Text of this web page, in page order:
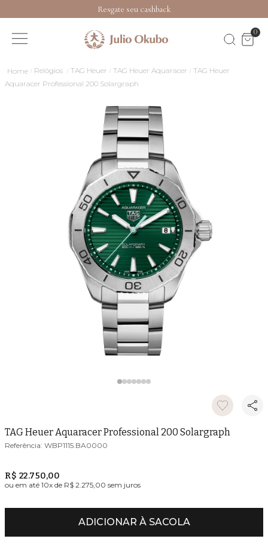
Resgate seu cashback
0
Relógios TAG Heuer TAG Heuer Aquaracer
TAG Heuer
Aquaracer Professional 200 Solargraph
TAG Heuer Aquaracer Professional 200 Solargraph
WBP1115.BA0000
R$ 22.750,00
ou em até 10x de R$ 2.275,00 sem juros
ADICIONAR À SACOLA